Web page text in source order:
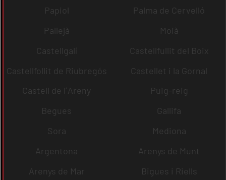
Papiol
Palma de Cervelló
Pallejà
Moià
Castellgalí
Castellfullit del Boix
Castellfollit de Riubregós
Castellet i la Gornal
Castell de l´Areny
Puig-reig
Begues
Gallifa
Sora
Mediona
Argentona
Arenys de Munt
Arenys de Mar
Bigues i Riells